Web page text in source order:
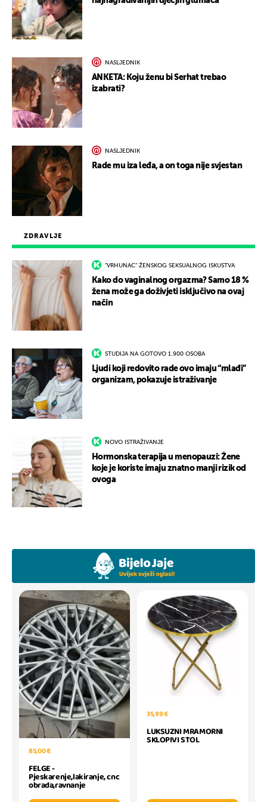
ZDRAVLJE
"VRHUNAC" ŽENSKOG SEKSUALNOG ISKUSTVA
Kako do vaginalnog orgazma? Samo 18 %
žena može ga doživjeti isključivo na ovaj
način
STUDIJA NA GOTOVO 1.900 OSOBA
Ljudi koji redovito rade ovo imaju “mlađi”
organizam, pokazuje istraživanje
NOVO ISTRAŽIVANJE
Hormonska terapija u menopauzi: Žene
koje je koriste imaju znatno manji rizik od
ovoga
NASLJEDNIK
ANKETA: Koju ženu bi Serhat trebao
izabrati?
NASLJEDNIK
Rade mu iza leđa, a on toga nije svjestan
85,00 €
FELGE -
Pjeskarenje,lakiranje, cnc
obrada,ravnanje
35,99 €
LUKSUZNI MRAMORNI
SKLOPIVI STOL